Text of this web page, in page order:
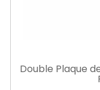
Double Plaque